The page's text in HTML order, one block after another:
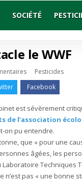
SOCIÉTÉ
le WWF
sur
Calvi
tacle
le
Publié
Pesticides
Facebook
est sévèrement
de l’association
t-on pu entendre.
que « pour une
âgées, les
Techniques
pas « une bonne